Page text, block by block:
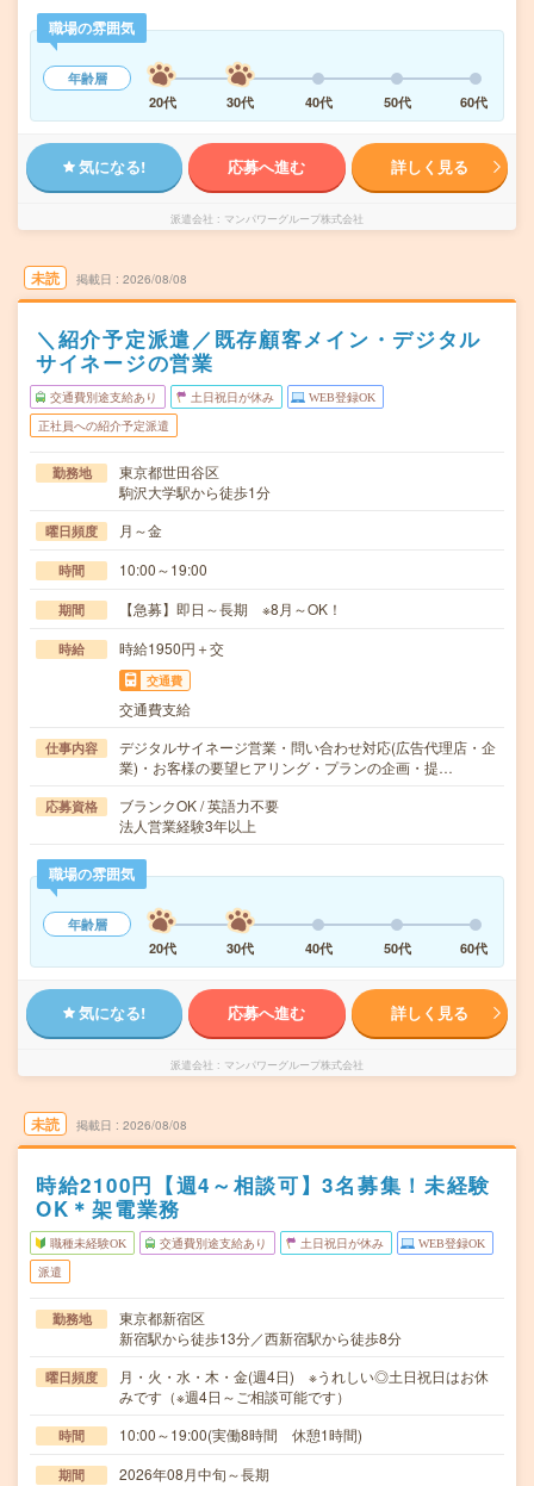
職場の雰囲気
年齢層
20代
30代 40代 50代 60代
気になる! 応募へ進む 詳しく見る
派遣会社 マンパワーグループ株式会社
未読 掲載日 2026/08/08
＼紹介予定派遣／既存顧客メイン・デジタル
サイネージの営業
交通費別途支給あり 土日祝日が休み WEB登録OK
正社員への紹介予定派遣
勤務地
東京都世田谷区
駒沢大学駅から徒歩1分
曜日頻度 月～金
時間 10:00～19:00
期間 【急募】即日～長期 ※8月～OK！
時給 時給1950円＋交
交通費
交通費支給
仕事内容
デジタルサイネージ営業・問い合わせ対応(広告代理店・企
業)・お客様の要望ヒアリング・プランの企画・提…
応募資格
ブランクOK / 英語力不要
法人営業経験3年以上
職場の雰囲気
年齢層
20代
30代 40代 50代 60代
気になる! 応募へ進む 詳しく見る
派遣会社 マンパワーグループ株式会社
未読 掲載日 2026/08/08
時給2100円【週4～相談可】3名募集！未経験
OK＊架電業務
職種未経験OK 交通費別途支給あり 土日祝日が休み WEB登録OK
派遣
勤務地
東京都新宿区
新宿駅から徒歩13分／西新宿駅から徒歩8分
曜日頻度
月・火・水・木・金(週4日) ※うれしい◎土日祝日はお休
みです（※週4日～ご相談可能です）
時間 10:00～19:00(実働8時間 休憩1時間)
期間 2026年08月中旬～長期